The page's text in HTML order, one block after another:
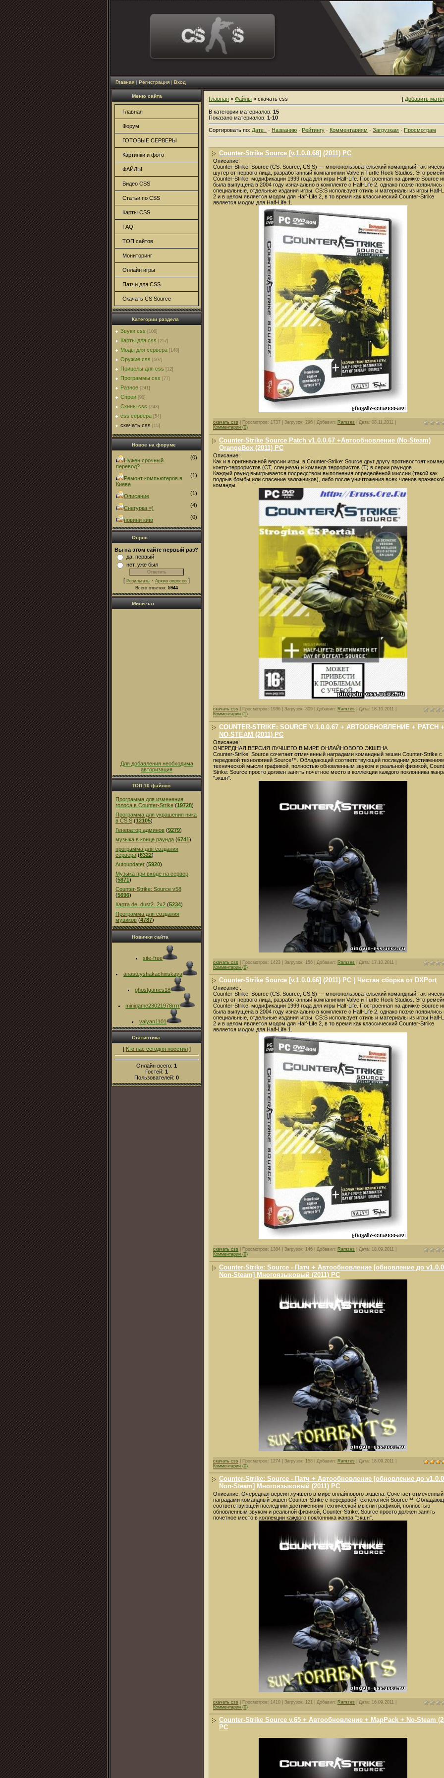
Главная | Регистрация | Вход
Меню сайта
Главная
Форум
ГОТОВЫЕ СЕРВЕРЫ
Картинки и фото
ФАЙЛЫ
Видео CSS
Статьи по CSS
Карты CSS
FAQ
ТОП сайтов
Мониторинг
Онлайн игры
Патчи для CSS
Скачать CS Source
Категории раздела
Звуки css [106]
Карты для css [257]
Моды для сервера [148]
Оружие css [507]
Прицелы для css [12]
Программы css [77]
Разное [241]
Спреи [90]
Скины css [243]
css сервера [54]
скачать css [15]
Новое на форуме
Нужен срочный
перевод?
(0)
Ремонт компьютеров в
Киеве
(1)
Описание (1)
Снегурка =) (4)
новини київ (0)
Опрос
Вы на этом сайте первый раз?
да, первый
нет, уже был
[ Результаты · Архив опросов ]
Всего ответов: 5944
Мини-чат
Для добавления необходима
авторизация
ТОП 10 файлов
Программа для изменения
голоса в Counter-Strike (19728)
Программа для украшения ника
в CS:S (12105)
Генератор админов (9279)
музыка в конце раунда (6741)
программа для создания
сервера (6322)
Autoupdater (5920)
Музыка при входе на сервер
(5871)
Counter-Strike: Source v58
(5696)
Карта de_dust2_2x2 (5234)
Программа для создания
мувиков (4787)
Новички сайта
site-free
anasteyshakachinskaya
ghostgames18
minigame23021978rrrr
valyan1101
Статистика
[ Кто нас сегодня посетил]
Онлайн всего: 1
Гостей: 1
Пользователей: 0
Главная » Файлы » скачать css [ Добавить
В категории материалов: 15
Показано материалов: 1-10
Сортировать по: Дате · Названию · Рейтингу · Комментариям · Загрузкам · Просмотрам
Counter-Strike Source [v.1.0.0.68] (2011) PC
Описание:
Counter-Strike: Source (CS: Source, CS:S) — многопользовательский командный
шутер от первого лица, разработанный компаниями Valve и Turtle Rock Studios. Это
Counter-Strike, модификации 1999 года для игры Half-Life. Построенная на движке Source
была выпущена в 2004 году изначально в комплекте с Half-Life 2, однако позже появились
специальные, отдельные издания игры. CS:S использует стиль и материалы из игры Half-
2 и в целом является модом для Half-Life 2, в то время как классический Counter-Strike
является модом для Half-Life 1.
скачать css | Просмотров: 1737 | Загрузок: 296 | Добавил: Ramzes | Дата: 08.11.2011
Комментарии (0)
Counter-Strike Source Patch v1.0.0.67 +Автообновление (No-Steam)
OrangeBox (2011) PC
Описание:
Как и в оригинальной версии игры, в Counter-Strike: Sourcе друг другу противостоят
контр-террористов (CT, спецназа) и команда террористов (Т) в серии раундов.
Каждый раунд выигрывается посредством выполнения определённой миссии (такой как
подрыв бомбы или спасение заложников), либо после уничтожения всех членов
команды.
скачать css | Просмотров: 1936 | Загрузок: 309 | Добавил: Ramzes | Дата: 18.10.2011
Комментарии (1)
COUNTER-STRIKE: SOURCE V.1.0.0.67 + АВТООБНОВЛЕНИЕ + PATCH +
NO-STEAM (2011) PC
Описание:
ОЧЕРЕДНАЯ ВЕРСИЯ ЛУЧШЕГО В МИРЕ ОНЛАЙНОВОГО ЭКШЕНА
Counter-Strike: Source сочетает отмеченный наградами командный экшен Counter-Strike с
передовой технологией Source™. Обладающий соответствующей последним
технической мысли графикой, полностью обновленным звуком и реальной физикой,
Strike: Source просто должен занять почетное место в коллекции каждого поклонника
"экшн".
скачать css | Просмотров: 1423 | Загрузок: 156 | Добавил: Ramzes | Дата: 17.10.2011
Комментарии (0)
Counter-Strike Source [v.1.0.0.66] (2011) PC | Чистая сборка от DXPort
Описание :
Counter-Strike: Source (CS: Source, CS:S) — многопользовательский командный
шутер от первого лица, разработанный компаниями Valve и Turtle Rock Studios. Это
Counter-Strike, модификации 1999 года для игры Half-Life. Построенная на движке Source
была выпущена в 2004 году изначально в комплекте с Half-Life 2, однако позже появились
специальные, отдельные издания игры. CS:S использует стиль и материалы из игры Half-
2 и в целом является модом для Half-Life 2, в то время как классический Counter-Strike
является модом для Half-Life 1.
скачать css | Просмотров: 1384 | Загрузок: 146 | Добавил: Ramzes | Дата: 18.09.2011
Комментарии (0)
Counter-Strike: Source - Патч + Автообновление [обновление до
Non-Steam] Многоязыковый (2011) PC
скачать css | Просмотров: 1274 | Загрузок: 158 | Добавил: Ramzes | Дата: 18.09.2011
Комментарии (0)
Counter-Strike: Source - Патч + Автообновление [обновление до
Non-Steam] Многоязыковый (2011) PC
Описание: Очередная версия лучшего в мире онлайнового экшена. Сочетает отмеченный
наградами командный экшен Counter-Strike с передовой технологией Source™.
соответствующей последним достижениям технической мысли графикой, полностью
обновленным звуком и реальной физикой, Counter-Strike: Source просто должен занять
почетное место в коллекции каждого поклонника жанра "экшн".
скачать css | Просмотров: 1410 | Загрузок: 121 | Добавил: Ramzes | Дата: 16.09.2011
Комментарии (0)
Counter-Strike Source v.65 + Автообновление + MapPack + No-Steam
PC